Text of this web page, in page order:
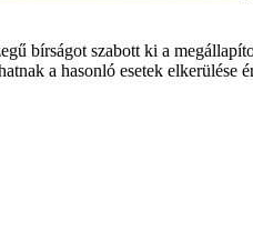
bírságot szabott ki a
a hasonló esetek elkerülése